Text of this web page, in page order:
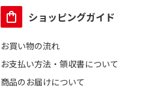
ショッピングガイド
お買い物の流れ
お支払い方法・領収書について
商品のお届けについて